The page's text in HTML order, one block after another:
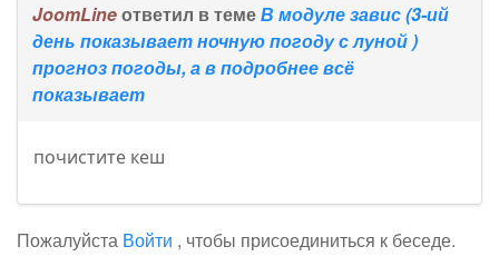
JoomLineответил в темеВ модуле завис (3-ий
день показывает ночную погоду с луной )
прогноз погоды, а в подробнее всё
показывает
почистите кеш
Пожалуйста Войти , чтобы присоединиться к беседе.